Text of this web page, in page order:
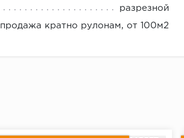
разрезной
продажа кратно рулонам, от 100м2